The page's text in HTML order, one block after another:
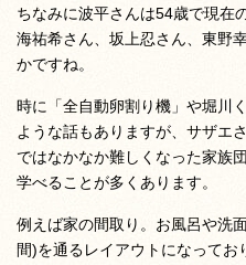
ちなみに波平さんは54歳で現在
海祐希さん、坂上忍さん、東野
かですね。
時に「全自動卵割り機」や堀川
ような話もありますが、サザエ
ではなかなか難しくなった家族
学べることが多くあります。
例えば家の間取り。お風呂や洗
間)を通るレイアウトになって